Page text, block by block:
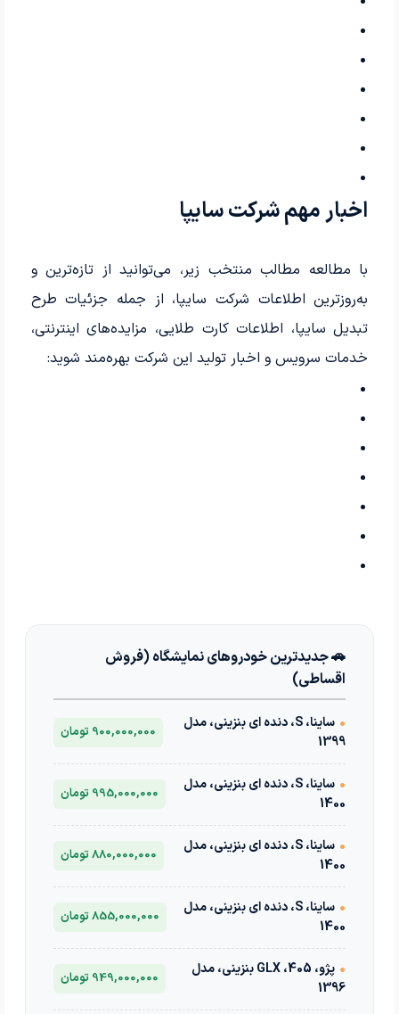
اخبار مهم شرکت سایپا
با مطالعه مطالب منتخب زیر، می‌توانید از تازه‌ترین و
به‌روزترین اطلاعات شرکت سایپا، از جمله جزئیات طرح
تبدیل سایپا، اطلاعات کارت طلایی، مزایده‌های اینترنتی،
خدمات سرویس و اخبار تولید این شرکت بهره‌مند شوید:
🚗 جدیدترین خودروهای نمایشگاه (فروش
اقساطی)
•
ساینا، S، دنده ای بنزینی، مدل
1399
900,000,000 تومان
•
ساینا، S، دنده ای بنزینی، مدل
1400
995,000,000 تومان
•
ساینا، S، دنده ای بنزینی، مدل
1400
880,000,000 تومان
•
ساینا، S، دنده ای بنزینی، مدل
1400
855,000,000 تومان
•
پژو، 405، GLX بنزینی، مدل
1396
949,000,000 تومان